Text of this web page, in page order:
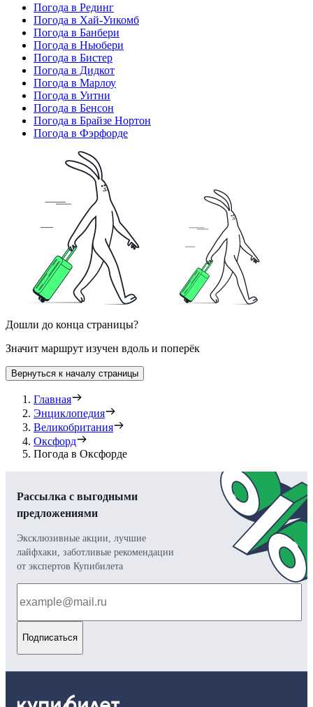
Погода в Рединг
Погода в Хай-Уикомб
Погода в Банбери
Погода в Ньюбери
Погода в Бистер
Погода в Дидкот
Погода в Марлоу
Погода в Уитни
Погода в Бенсон
Погода в Брайзе Нортон
Погода в Фэрфорде
Дошли до конца страницы?
Значит маршрут изучен вдоль и поперёк
Вернуться к началу страницы
Главная
Энциклопедия
Великобритания
Оксфорд
Погода в Оксфорде
Рассылка с выгодными
предложениями
Эксклюзивные акции, лучшие
лайфхаки, заботливые рекомендации
от экспертов Купибилета
Подписаться